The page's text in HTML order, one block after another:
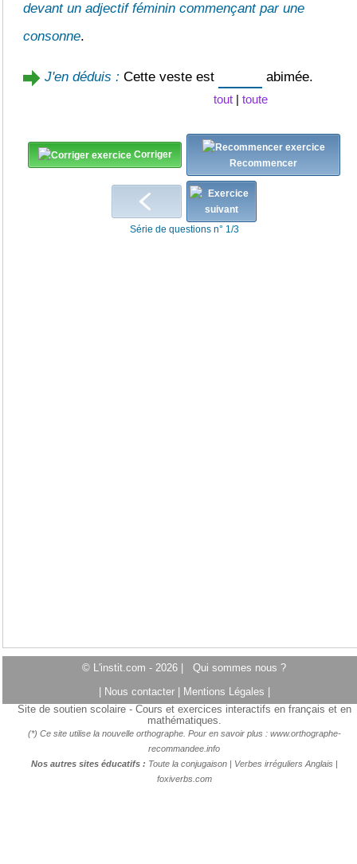
devant un adjectif féminin commençant par une
consonne.
J'en déduis : Cette veste est
tout toute
abimée.
Corriger
Recommencer
Série de questions n° 1/3
© L'instit.com - 2026 | Qui sommes nous ?
Nous contacter Mentions Légales
Site de soutien scolaire - Cours et exercices interactifs en français et en
mathématiques.
(*) Ce site utilise la nouvelle orthographe. Pour en savoir plus : www.orthographe-
recommandee.info
Nos autres sites éducatifs : Toute la conjugaison| Verbes irréguliers Anglais |
foxiverbs.com